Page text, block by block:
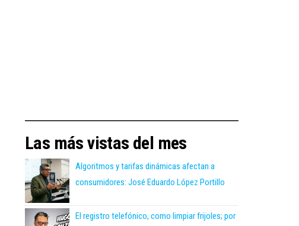
Las más vistas del mes
Algoritmos y tarifas dinámicas afectan a
consumidores: José Eduardo López Portillo
El registro telefónico, como limpiar frijoles; por